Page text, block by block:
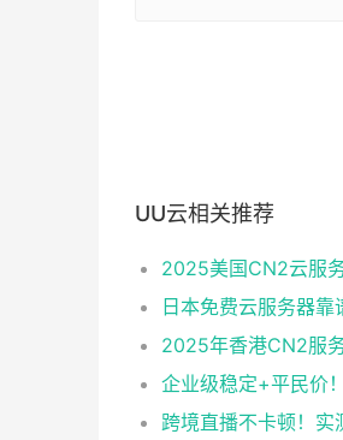
UU云相关推荐
日本免费云服务器
2025年香港CN2服